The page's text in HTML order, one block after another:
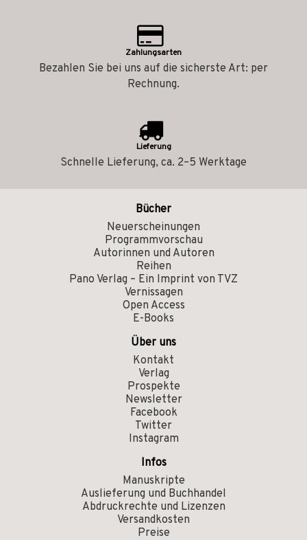
Zahlungsarten
Bezahlen Sie bei uns auf die sicherste Art: per
Rechnung.
Lieferung
Schnelle Lieferung, ca. 2–5 Werktage
Bücher
Neuerscheinungen
Programmvorschau
Autorinnen und Autoren
Reihen
Pano Verlag – Ein Imprint von TVZ
Vernissagen
Open Access
E-Books
Über uns
Kontakt
Verlag
Prospekte
Newsletter
Facebook
Twitter
Instagram
Infos
Manuskripte
Auslieferung und Buchhandel
Abdruckrechte und Lizenzen
Versandkosten
Preise